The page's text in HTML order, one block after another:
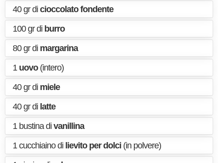
40 gr di cioccolato fondente
100 gr di burro
80 gr di margarina
1 uovo(intero)
40 gr di miele
40 gr di latte
1 bustina di vanillina
1 cucchiaino di lievito per dolci (in polvere)